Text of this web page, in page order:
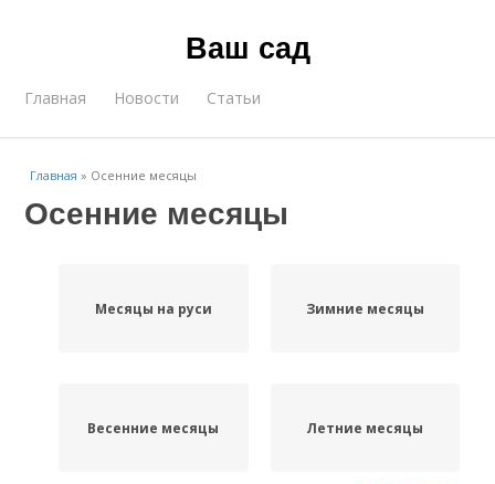
Ваш сад
Главная Новости Статьи
Главная » Осенние месяцы
Осенние месяцы
Месяцы на руси Зимние месяцы
Весенние месяцы Летние месяцы